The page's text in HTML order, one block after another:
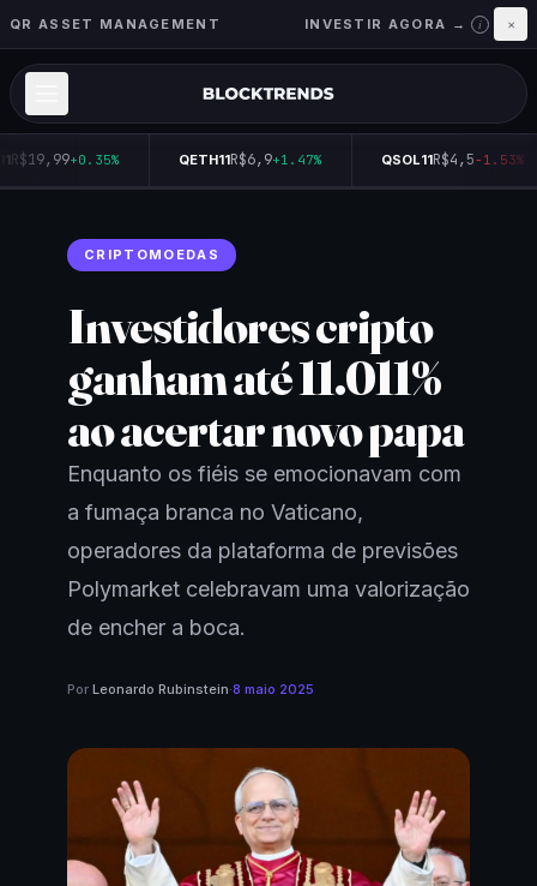
QR ASSET MANAGEMENT INVESTIR AGORA → i ×
R$19,99+0.35% QETH11R$6,9+1.47% QSOL11R$4,5-1.53%
CRIPTOMOEDAS
Investidores cripto
ganham até 11.011%
ao acertar novo papa
Enquanto os fiéis se emocionavam com
a fumaça branca no Vaticano,
operadores da plataforma de previsões
Polymarket celebravam uma valorização
de encher a boca.
Por Leonardo Rubinstein·8 maio 2025